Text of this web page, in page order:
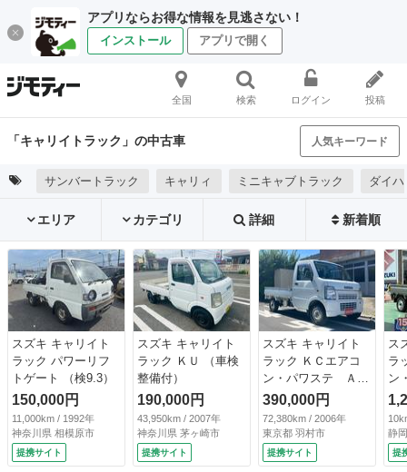
アプリならお得な情報を見逃さない！
インストール アプリで開く
全国 検索 ログイン 投稿
「キャリイトラック」の中古車 人気キーワード
サンバートラック キャリィ ミニキャブトラック ダイ
エリア カテゴリ 詳細 新着順
スズキ キャリイト
ラック パワーリフ
トゲート （検9.3）
150,000円
11,000km / 1992年
神奈川県 相模原市
提携サイト
スズキ キャリイト
ラック ＫＵ （車検
整備付）
190,000円
43,950km / 2007年
神奈川県 茅ヶ崎市
提携サイト
スズキ キャリイト
ラック ＫＣエアコ
ン・パワステ Ａ
Ｔ エアコン パワ
ステ ３方開 （な
し）
390,000円
72,380km / 2006年
東京都 羽村市
提携サイト
ス
ラ
ン
Ｄ
ジ
Ｅ
パ
衝
静
提